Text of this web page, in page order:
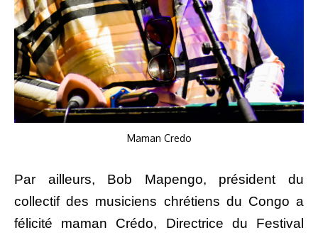
Maman Credo
Par ailleurs, Bob Mapengo, président du
collectif des musiciens chrétiens du Congo a
félicité maman Crédo, Directrice du Festival